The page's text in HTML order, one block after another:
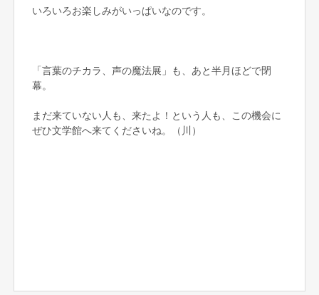
いろいろお楽しみがいっぱいなのです。
「言葉のチカラ、声の魔法展」も、あと半月ほどで閉
幕。
まだ来ていない人も、来たよ！という人も、この機会に
ぜひ文学館へ来てくださいね。（川）